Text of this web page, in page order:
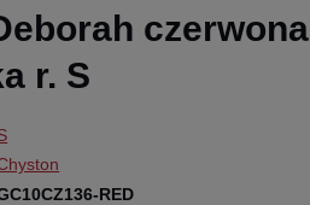
czerwona
r. S
RED